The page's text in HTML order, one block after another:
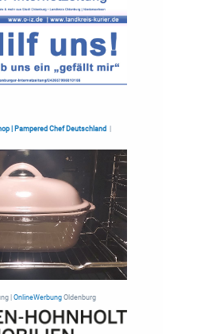
| Pampered Chef Deutschland
| OnlineWerbungOldenburg